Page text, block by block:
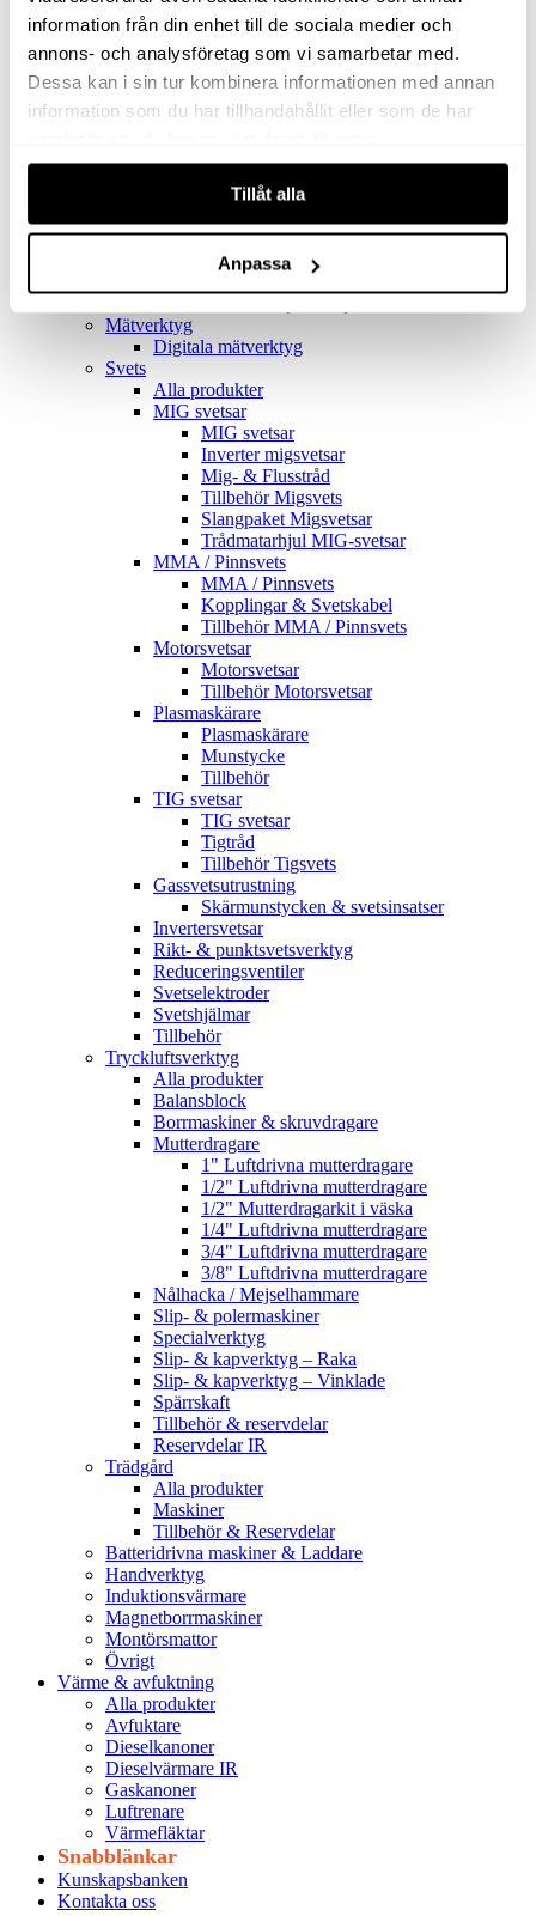
information från din enhet till de sociala medier och
annons- och analysföretag som vi samarbetar med.
Dessa kan i sin tur kombinera informationen med annan
information som du har tillhandahållit eller som de har
Tillåt alla
Anpassa
Golv- & Kombinationsmunstycke
Munstycke
Motor
Reservdelar dammsugare
Rör & handtag
Uppsamlingspåsar
Alla produkter
Mätverktyg
Digitala mätverktyg
Svets
Alla produkter
MIG svetsar
MIG svetsar
Inverter migsvetsar
Mig- & Flusstråd
Tillbehör Migsvets
Slangpaket Migsvetsar
Trådmatarhjul MIG-svetsar
MMA / Pinnsvets
MMA / Pinnsvets
Kopplingar & Svetskabel
Tillbehör MMA / Pinnsvets
Motorsvetsar
Motorsvetsar
Tillbehör Motorsvetsar
Plasmaskärare
Plasmaskärare
Munstycke
Tillbehör
TIG svetsar
TIG svetsar
Tigtråd
Tillbehör Tigsvets
Gassvetsutrustning
Skärmunstycken & svetsinsatser
Invertersvetsar
Rikt- & punktsvetsverktyg
Reduceringsventiler
Svetselektroder
Svetshjälmar
Tillbehör
Tryckluftsverktyg
Alla produkter
Balansblock
Borrmaskiner & skruvdragare
Mutterdragare
1" Luftdrivna mutterdragare
1/2" Luftdrivna mutterdragare
1/2" Mutterdragarkit i väska
1/4" Luftdrivna mutterdragare
3/4" Luftdrivna mutterdragare
3/8" Luftdrivna mutterdragare
Nålhacka / Mejselhammare
Slip- & polermaskiner
Specialverktyg
Slip- & kapverktyg – Raka
Slip- & kapverktyg – Vinklade
Spärrskaft
Tillbehör & reservdelar
Reservdelar IR
Trädgård
Alla produkter
Maskiner
Tillbehör & Reservdelar
Batteridrivna maskiner & Laddare
Handverktyg
Induktionsvärmare
Magnetborrmaskiner
Montörsmattor
Övrigt
Värme & avfuktning
Alla produkter
Avfuktare
Dieselkanoner
Dieselvärmare IR
Gaskanoner
Luftrenare
Värmefläktar
Snabblänkar
Kunskapsbanken
Kontakta oss